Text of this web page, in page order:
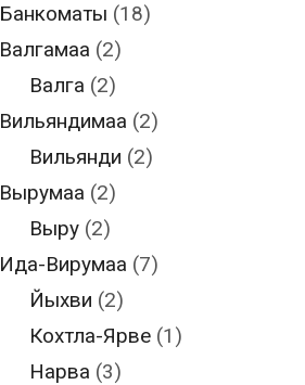
Банкоматы (18)
Валгамаа (2)
Валга (2)
Вильяндимаа (2)
Вильянди (2)
Вырумаа (2)
Выру (2)
Ида-Вирумаа (7)
Йыхви (2)
Кохтла-Ярве (1)
Нарва (3)